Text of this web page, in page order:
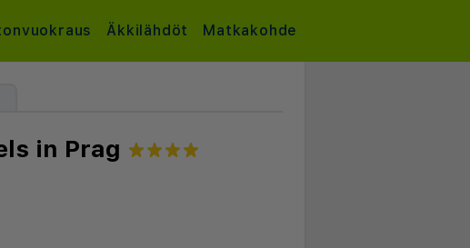
Äkkilähdöt Matkakohde
in Prag